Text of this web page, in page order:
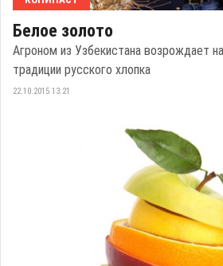
Белое золото
Агроном из Узбекистана возрождает
традиции русского хлопка
22.10.2015 13:21